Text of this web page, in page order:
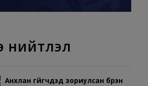
нийтлэл
Анхлан гүйгчдэд зориулсан бүрэн